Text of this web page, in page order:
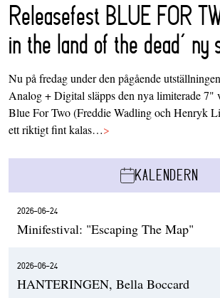
Releasefest BLUE FOR
in the land of the dead’ ny
Nu på fredag under den pågående
Analog + Digital släpps den nya limiterade 7"
Blue For Two (Freddie Wadling och Henryk
ett riktigt fint kalas…>
KALENDERN
2026-06-24
Minifestival: "Escaping The Map"
2026-06-24
HANTERINGEN, Bella Boccard